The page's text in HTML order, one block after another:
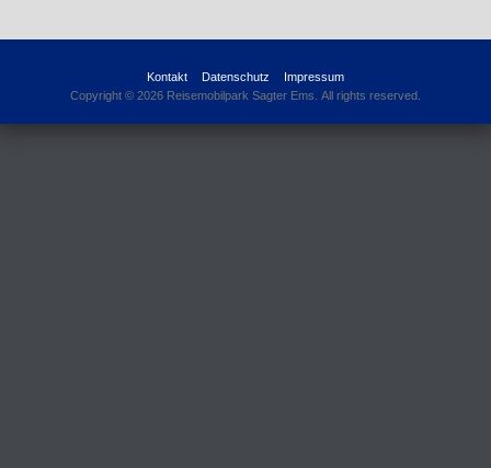
Kontakt Datenschutz
Impressum
Copyright © 2026 Reisemobilpark Sagter Ems. All rights reserved.